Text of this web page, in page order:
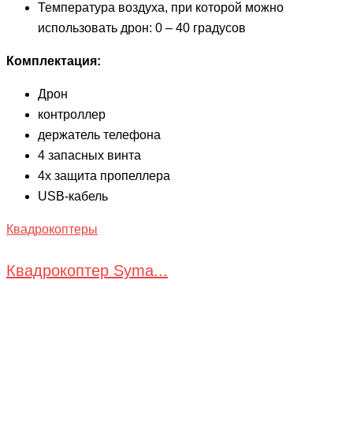
Температура воздуха, при которой можно
использовать дрон: 0 – 40 градусов
Комплектация:
Дрон
контроллер
держатель телефона
4 запасных винта
4x защита пропеллера
USB-кабель
Квадрокоптеры
Квадрокоптер Syma...